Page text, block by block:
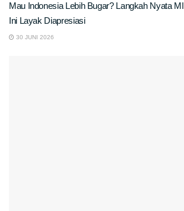
Mau Indonesia Lebih Bugar? Langkah Nyata
Ini Layak Diapresiasi
30 JUNI 2026